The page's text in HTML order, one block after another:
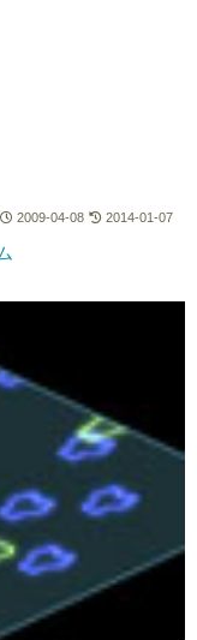
2009-04-08 2014-01-07